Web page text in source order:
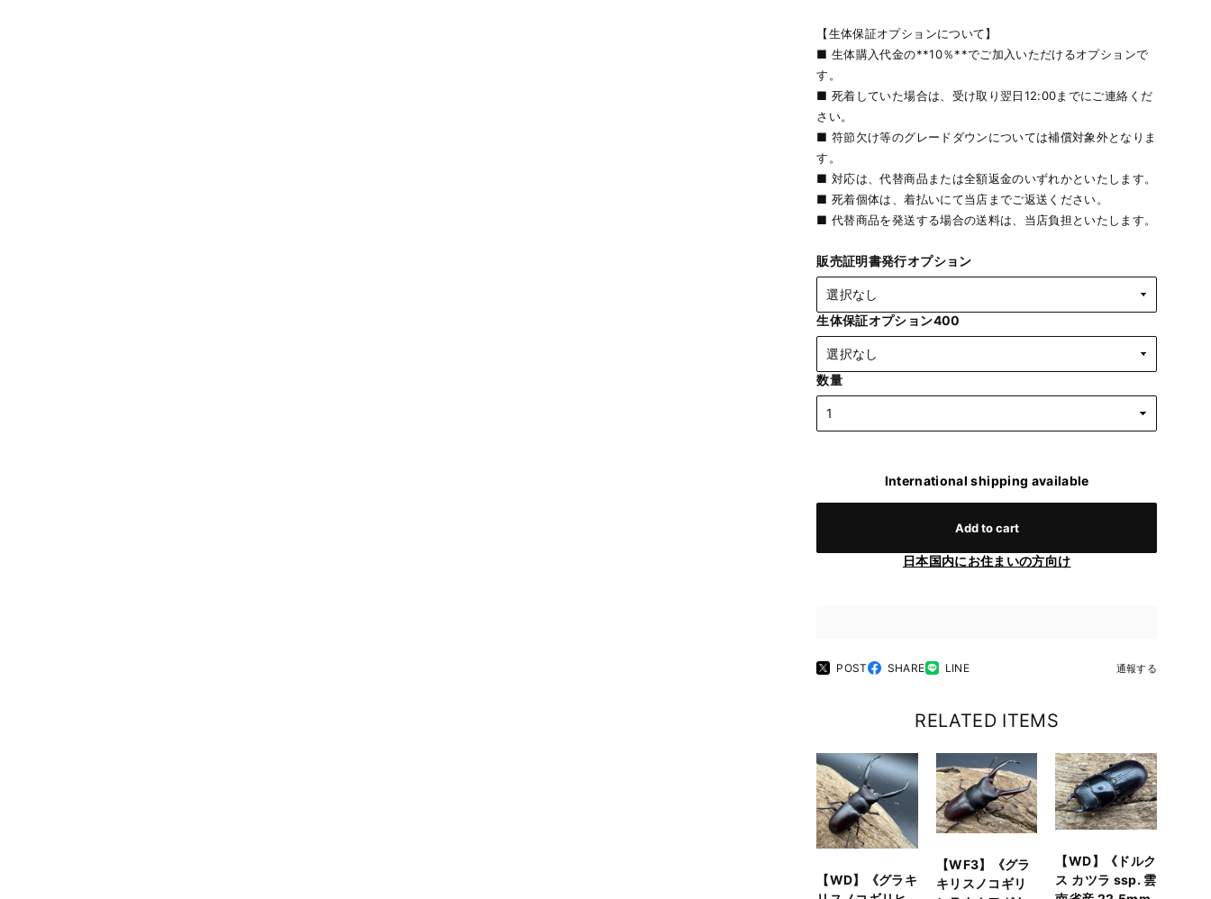
【生体保証オプションについて】
■ 生体購入代金の**10％**でご加入いただけるオプションで
す。
■ 死着していた場合は、受け取り翌日12:00までにご連絡くだ
さい。
■ 符節欠け等のグレードダウンについては補償対象外となりま
す。
■ 対応は、代替商品または全額返金のいずれかといたします。
■ 死着個体は、着払いにて当店までご返送ください。
■ 代替商品を発送する場合の送料は、当店負担といたします。
販売証明書発行オプション
生体保証オプション400
数量
International shipping available
Add to cart
日本国内にお住まいの方向け
POST SHARE LINE 通報する
RELATED ITEMS
【WD】《グラキ
【WF3】《グラ
キリスノコギリ
【WD】《ドルク
ス カツラ ssp. 雲